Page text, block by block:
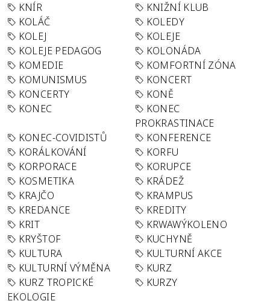
KNÍR
KNIŽNÍ KLUB
KOLÁČ
KOLEDY
KOLEJ
KOLEJE
KOLEJE PEDAGOG
KOLONÁDA
KOMEDIE
KOMFORTNÍ ZÓNA
KOMUNISMUS
KONCERT
KONCERTY
KONĚ
KONEC
KONEC
PROKRASTINACE
KONEC-COVIDISTŮ
KONFERENCE
KORÁLKOVÁNÍ
KORFU
KORPORACE
KORUPCE
KOSMETIKA
KRÁDEŽ
KRAJČO
KRAMPUS
KREDANCE
KREDITY
KRIT
KRWAWÝKOLENO
KRYŠTOF
KUCHYNĚ
KULTURA
KULTURNÍ AKCE
KULTURNÍ VÝMĚNA
KURZ
KURZ TROPICKÉ
EKOLOGIE
KURZY